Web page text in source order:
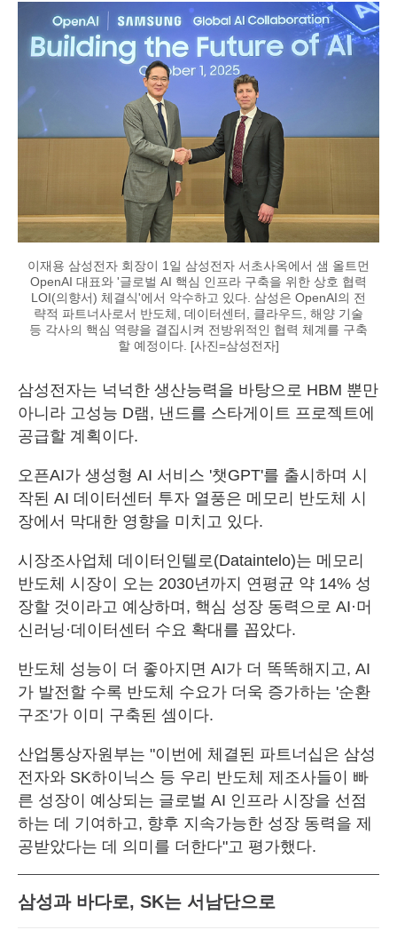
이재용 삼성전자 회장이 1일 삼성전자 서초사옥에서 샘 올트먼
OpenAI 대표와 '글로벌 AI 핵심 인프라 구축을 위한 상호 협력
LOI(의향서) 체결식'에서 악수하고 있다. 삼성은 OpenAI의 전
략적 파트너사로서 반도체, 데이터센터, 클라우드, 해양 기술
등 각사의 핵심 역량을 결집시켜 전방위적인 협력 체계를 구축
할 예정이다. [사진=삼성전자]
삼성전자는 넉넉한 생산능력을 바탕으로 HBM 뿐만
아니라 고성능 D램, 낸드를 스타게이트 프로젝트에
공급할 계획이다.
오픈AI가 생성형 AI 서비스 '챗GPT'를 출시하며 시
작된 AI 데이터센터 투자 열풍은 메모리 반도체 시
장에서 막대한 영향을 미치고 있다.
시장조사업체 데이터인텔로(Dataintelo)는 메모리
반도체 시장이 오는 2030년까지 연평균 약 14% 성
장할 것이라고 예상하며, 핵심 성장 동력으로 AI·머
신러닝·데이터센터 수요 확대를 꼽았다.
반도체 성능이 더 좋아지면 AI가 더 똑똑해지고, AI
가 발전할 수록 반도체 수요가 더욱 증가하는 '순환
구조'가 이미 구축된 셈이다.
산업통상자원부는 "이번에 체결된 파트너십은 삼성
전자와 SK하이닉스 등 우리 반도체 제조사들이 빠
른 성장이 예상되는 글로벌 AI 인프라 시장을 선점
하는 데 기여하고, 향후 지속가능한 성장 동력을 제
공받았다는 데 의미를 더한다"고 평가했다.
삼성과 바다로, SK는 서남단으로